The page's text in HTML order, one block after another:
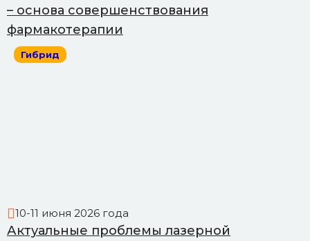
– основа совершенствования
фармакотерапии
Гибрид
10-11 июня 2026 года
Актуальные проблемы лазерной